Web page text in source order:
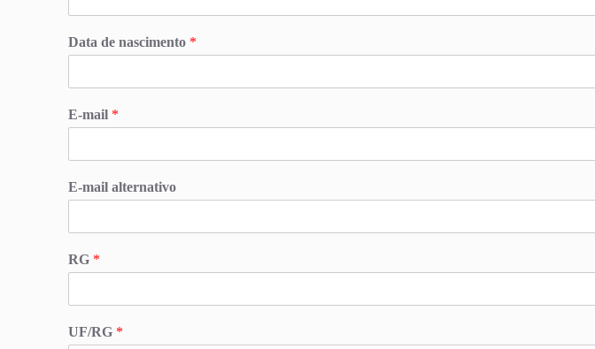
Data de nascimento *
E-mail *
E-mail alternativo
RG *
UF/RG *